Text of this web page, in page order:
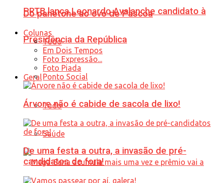
PRTB lança Leonardo Avalanche candidato à
Presidência da República
Geral
Tudo
Saúde
Do panetone ao ovo de Páscoa
Colunas
Tudo
Em Dois Tempos
Foto Expressão...
Foto Piada
Ponto Social
Árvore não é cabide de sacola de lixo!
De uma festa a outra, a invasão de pré-
candidatos de fora!